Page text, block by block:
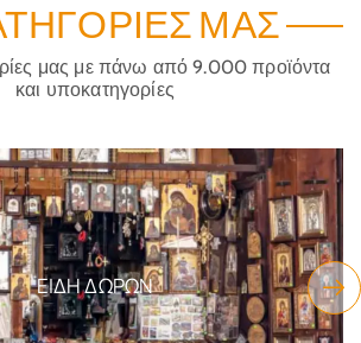
ΜΑΣ
μας με πάνω από 9.000 προϊόντα
και υποκατηγορίες
ΕΊΔΗ ΔΏΡΩΝ